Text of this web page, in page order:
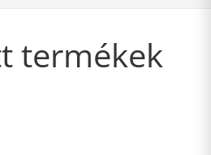
termékek